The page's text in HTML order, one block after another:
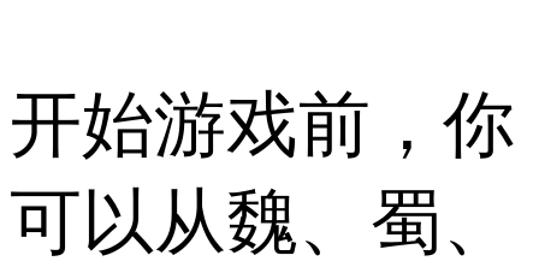
开始游戏前，你
可以从魏、蜀、